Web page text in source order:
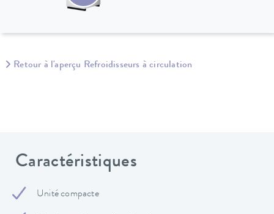
Retour à l'aperçu Refroidisseurs à circulation
Caractéristiques
Unité compacte